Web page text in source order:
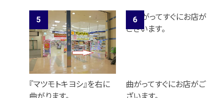
『マツモトキヨシ』を右に
曲がります。
曲がってすぐにお店がご
ざいます。